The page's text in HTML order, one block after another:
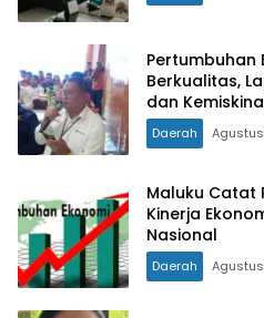
Pertumbuhan
Berkualitas,
dan
Daerah
Maluku Catat
Kinerja
Nasional
Daerah